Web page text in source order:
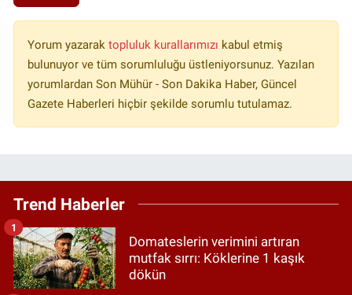
Yorum yazarak topluluk kurallarımızı kabul etmiş
bulunuyor ve tüm sorumluluğu üstleniyorsunuz. Yazılan
yorumlardan Son Mühür - Son Dakika Haber, Güncel
Gazete Haberleri hiçbir şekilde sorumlu tutulamaz.
Trend Haberler
Domateslerin verimini artıran
mutfak sırrı: Köklerine 1 kaşık
dökün
1